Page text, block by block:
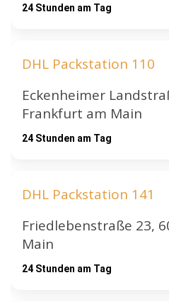
24 Stunden am Tag
DHL Packstation 110
Eckenheimer
Frankfurt am Main
24 Stunden am Tag
DHL Packstation 141
Friedlebenstraße 23,
Main
24 Stunden am Tag